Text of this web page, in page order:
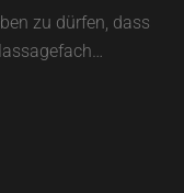
zu dürfen, dass